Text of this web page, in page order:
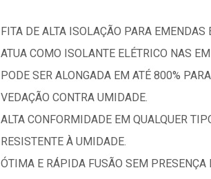
FITA DE ALTA ISOLAÇÃO PARA
ATUA COMO ISOLANTE ELÉTRICO NAS
PODE SER ALONGADA EM ATÉ 800%
VEDAÇÃO CONTRA UMIDADE.
ALTA CONFORMIDADE EM QUALQUER
RESISTENTE À UMIDADE.
ÓTIMA E RÁPIDA FUSÃO SEM PRESENÇA